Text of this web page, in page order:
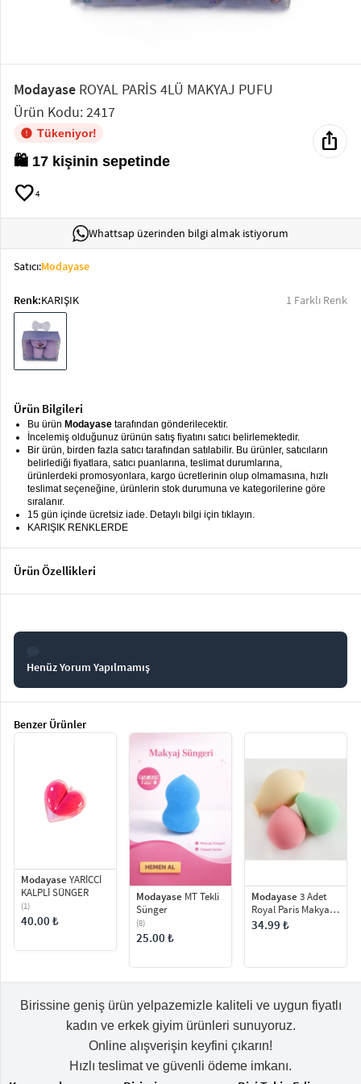
T-Shirt
Giyimkeyboard_arrow_down
Takımlarkeyboard_arrow_down
Elbise
Alt
Giyim keyboard_arrow_down
Dış
Giyimkeyboard_arrow_down
Tesettür
Giyim
keyboard_arrow_down
Büyük
Bedenkeyboard_arrow_down
keyboard_arrow_down
Modayase ROYAL PARİS 4LÜ MAKYAJ PUFU
Ürün Kodu: 2417
Tükeniyor!
🛍️ 17 kişinin sepetinde
favorite4
ios_share
Whattsap üzerinden bilgi almak istiyorum
Satıcı:Modayase
Renk:KARIŞIK 1 Farklı Renk
Ürün Bilgileri
Bu ürün Modayase tarafından gönderilecektir.
İncelemiş olduğunuz ürünün satış fiyatını satıcı belirlemektedir.
Bir ürün, birden fazla satıcı tarafından satılabilir. Bu ürünler, satıcıların
belirlediği fiyatlara, satıcı puanlarına, teslimat durumlarına,
ürünlerdeki promosyonlara, kargo ücretlerinin olup olmamasına, hızlı
teslimat seçeneğine, ürünlerin stok durumuna ve kategorilerine göre
sıralanır.
15 gün içinde ücretsiz iade. Detaylı bilgi için tıklayın.
KARIŞIK RENKLERDE
Ürün Özellikleri
Henüz Yorum Yapılmamış
Benzer Ürünler
Modayase YARİCCİ
KALPLİ SÜNGER
(1)
40.00 ₺
Modayase MT Tekli
Sünger
(8)
25.00 ₺
Modayase 3 Adet
Royal Paris Makyaj
Süngeri Minik
34.99 ₺
Birissine geniş ürün yelpazemizle kaliteli ve uygun fiyatlı
kadın ve erkek giyim ürünleri sunuyoruz.
Online alışverişin keyfini çıkarın!
Hızlı teslimat ve güvenli ödeme imkanı.